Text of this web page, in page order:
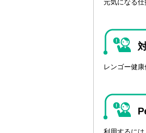
元気になる
レンゴー健